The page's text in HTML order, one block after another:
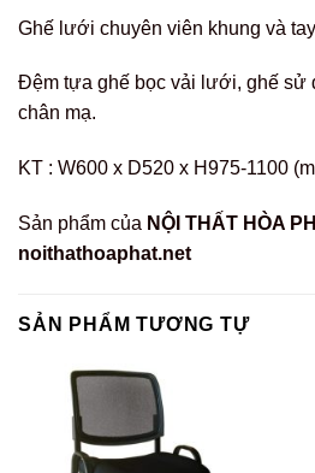
Ghế lưới chuyên viên khung và
Đệm tựa ghế bọc vải lưới, ghế sử
chân mạ.
KT : W600 x D520 x H975-1100
Sản phẩm của NỘI THẤT HÒA
noithathoaphat.net
SẢN PHẨM TƯƠNG TỰ